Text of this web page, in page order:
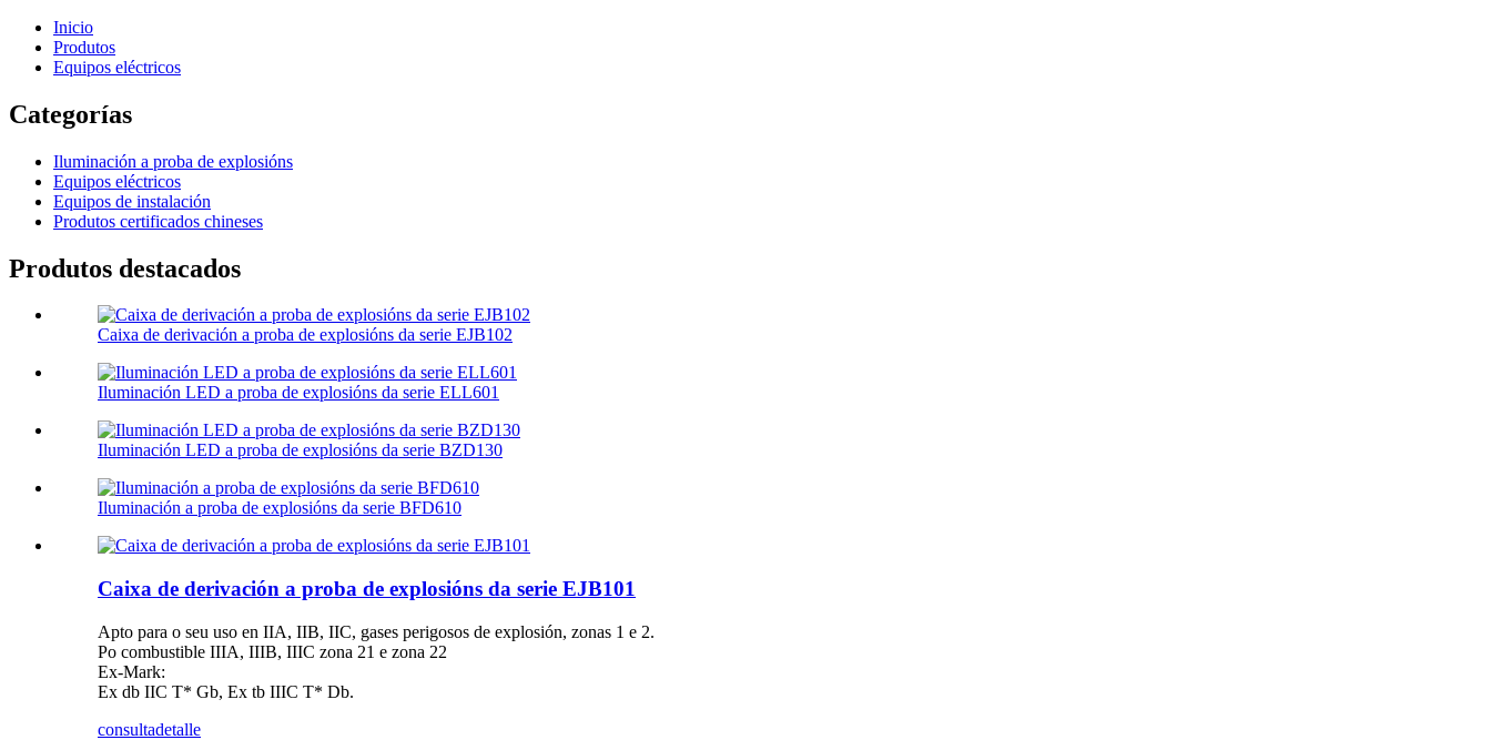
Inicio
Produtos
Equipos eléctricos
Categorías
Iluminación a proba de explosións
Equipos eléctricos
Equipos de instalación
Produtos certificados chineses
Produtos destacados
Caixa de derivación a proba de explosións da serie EJB102
Iluminación LED a proba de explosións da serie ELL601
Iluminación LED a proba de explosións da serie BZD130
Iluminación a proba de explosións da serie BFD610
Caixa de derivación a proba de explosións da serie EJB101
Apto para o seu uso en IIA, IIB, IIC, gases perigosos de explosión, zonas 1 e 2.
Po combustible IIIA, IIIB, IIIC zona 21 e zona 22
Ex-Mark:
Ex db IIC T* Gb, Ex tb IIIC T* Db.
consultadetalle